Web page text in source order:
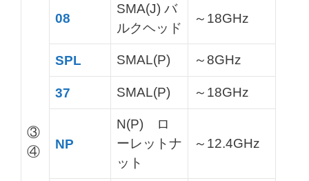
③
④
08
SMA(J) バ
ルクヘッド
～18GHz
SPL SMAL(P) ～8GHz
37 SMAL(P) ～18GHz
NP
N(P) ロ
ーレットナ
ット
～12.4GHz